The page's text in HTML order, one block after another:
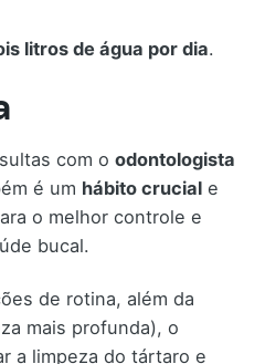
litros de água por dia.
com o odontologista
é um hábito crucial e
o melhor controle e
bucal.
de rotina, além da
mais profunda), o
a limpeza do tártaro e